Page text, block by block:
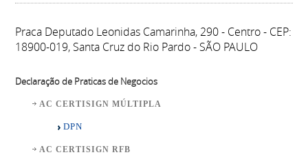
Praca Deputado Leonidas Camarinha, 290 - Centro - CEP:
18900-019, Santa Cruz do Rio Pardo - SÃO PAULO
Declaração de Praticas de Negocios
AC CERTISIGN MÚLTIPLA
DPN
AC CERTISIGN RFB